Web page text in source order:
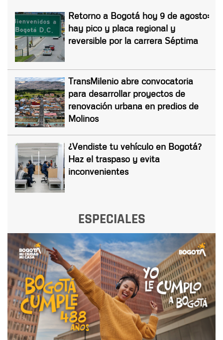
Retorno a Bogotá hoy 9 de agosto:
hay pico y placa regional y
reversible por la carrera Séptima
TransMilenio abre convocatoria
para desarrollar proyectos de
renovación urbana en predios de
Molinos
¿Vendiste tu vehículo en Bogotá?
Haz el traspaso y evita
inconvenientes
ESPECIALES